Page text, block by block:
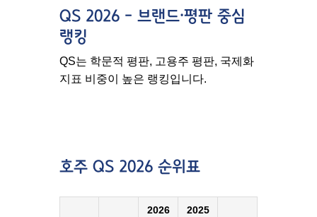
QS 2026 – 브랜드·평판 중심
랭킹
QS는 학문적 평판, 고용주 평판, 국제화
지표 비중이 높은 랭킹입니다.
호주 QS 2026 순위표
2026
2025